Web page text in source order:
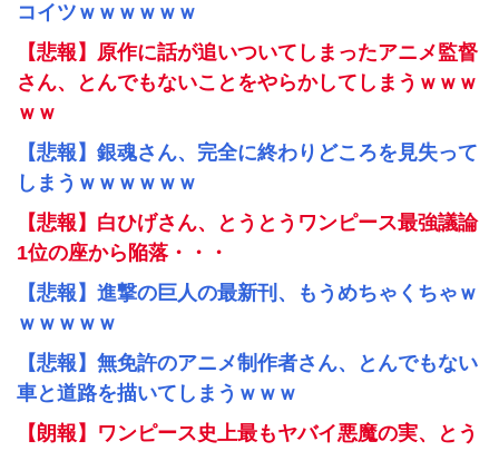
コイツｗｗｗｗｗｗ
【悲報】原作に話が追いついてしまったアニメ監督
さん、とんでもないことをやらかしてしまうｗｗｗ
ｗｗ
【悲報】銀魂さん、完全に終わりどころを見失って
しまうｗｗｗｗｗｗ
【悲報】白ひげさん、とうとうワンピース最強議論
1位の座から陥落・・・
【悲報】進撃の巨人の最新刊、もうめちゃくちゃｗ
ｗｗｗｗｗ
【悲報】無免許のアニメ制作者さん、とんでもない
車と道路を描いてしまうｗｗｗ
【朗報】ワンピース史上最もヤバイ悪魔の実、とう